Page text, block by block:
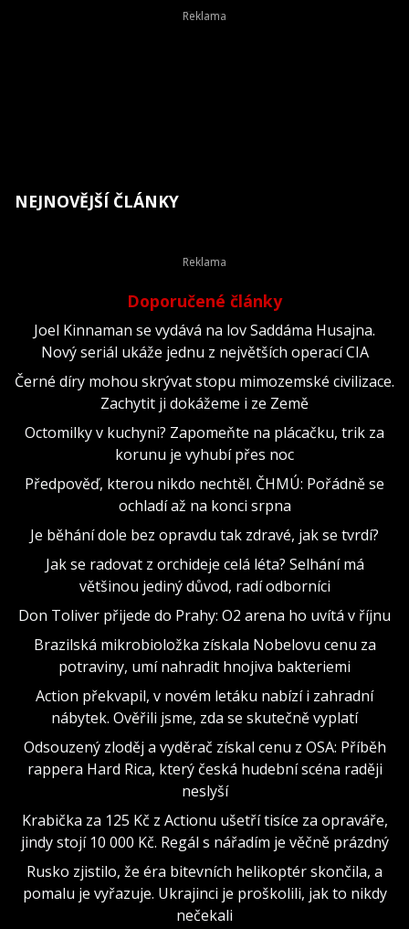
NEJNOVĚJŠÍ ČLÁNKY
Doporučené články
Joel Kinnaman se vydává na lov Saddáma Husajna.
Nový seriál ukáže jednu z největších operací CIA
Černé díry mohou skrývat stopu mimozemské civilizace.
Zachytit ji dokážeme i ze Země
Octomilky v kuchyni? Zapomeňte na plácačku, trik za
korunu je vyhubí přes noc
Předpověď, kterou nikdo nechtěl. ČHMÚ: Pořádně se
ochladí až na konci srpna
Je běhání dole bez opravdu tak zdravé, jak se tvrdí?
Jak se radovat z orchideje celá léta? Selhání má
většinou jediný důvod, radí odborníci
Don Toliver přijede do Prahy: O2 arena ho uvítá v říjnu
Brazilská mikrobioložka získala Nobelovu cenu za
potraviny, umí nahradit hnojiva bakteriemi
Action překvapil, v novém letáku nabízí i zahradní
nábytek. Ověřili jsme, zda se skutečně vyplatí
Odsouzený zloděj a vyděrač získal cenu z OSA: Příběh
rappera Hard Rica, který česká hudební scéna raději
neslyší
Krabička za 125 Kč z Actionu ušetří tisíce za opraváře,
jindy stojí 10 000 Kč. Regál s nářadím je věčně prázdný
Rusko zjistilo, že éra bitevních helikoptér skončila, a
pomalu je vyřazuje. Ukrajinci je proškolili, jak to nikdy
nečekali